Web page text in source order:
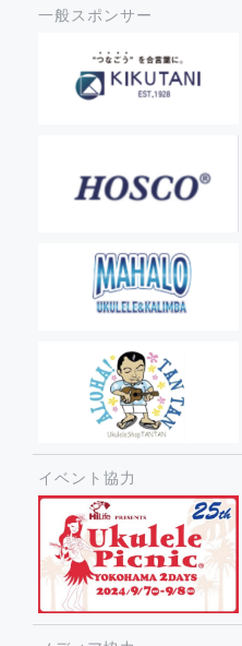
一般スポンサー
イベント協力